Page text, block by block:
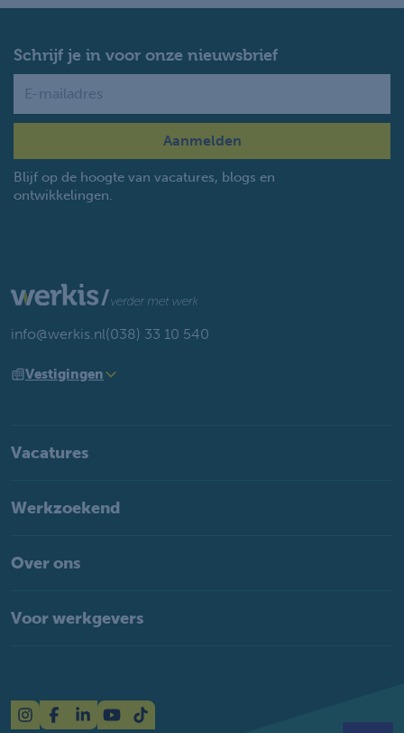
Schrijf je in voor onze nieuwsbrief
Blijf op de hoogte van vacatures, blogs en
ontwikkelingen.
info@werkis.nl(038) 33 10 540
Vestigingen
Vacatures
Werkzoekend
Over ons
Voor werkgevers